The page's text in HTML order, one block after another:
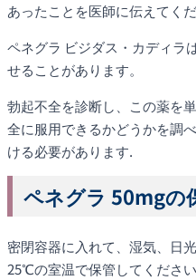
あったことを医師に伝えてく
ペネグラ ビジダス・カディラ
せることがあります。
勃起不全を診断し、この薬を
全に服用できるかどうかを調
ける必要があります.
ペネグラ 50mgの
密閉容器に入れて、湿気、日
25℃の室温で保管してください